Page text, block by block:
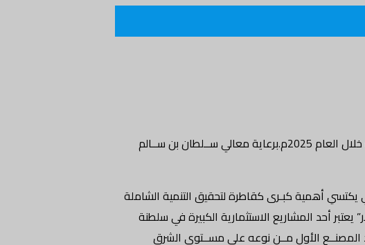
وضع حجر الأساس لمشروع مصنع البولي ســيليكون في محافظــة شــال الباطنة بالمنطقــة الحرة في صحار، والذي يتوقع افتتاحه خلال العام 2025م.برعاية معالي ســلطان بن ســالم
يكتسي أهمية كبـرى كقاطرة لتحقيق التنمية الشاملة
أحد المشاريع الاستثمارية الكبيرة في سلطنة
مليون ريال عماني، وطاقة إنتاجية تصل إلى100 ألف طن سنوياً ، ويعد المصنــع الأول مــن نوعه على مســتوى الشرق